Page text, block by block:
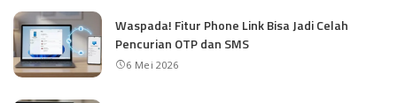
Waspada! Fitur Phone Link Bisa Jadi Celah
Pencurian OTP dan SMS
6 Mei 2026